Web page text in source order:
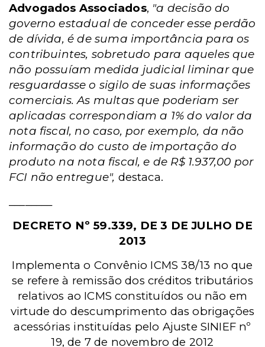
Advogados Associados, "a decisão do
governo estadual de conceder esse perdão
de dívida, é de suma importância para os
contribuintes, sobretudo para aqueles que
não possuíam medida judicial liminar que
resguardasse o sigilo de suas informações
comerciais. As multas que poderiam ser
aplicadas correspondiam a 1% do valor da
nota fiscal, no caso, por exemplo, da não
informação do custo de importação do
produto na nota fiscal, e de R$ 1.937,00 por
FCI não entregue", destaca.
DECRETO Nº 59.339, DE 3 DE JULHO DE
2013
Implementa o Convênio ICMS 38/13 no que
se refere à remissão dos créditos tributários
relativos ao ICMS constituídos ou não em
virtude do descumprimento das obrigações
acessórias instituídas pelo Ajuste SINIEF nº
19, de 7 de novembro de 2012